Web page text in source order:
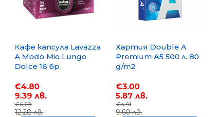
Кафе капсула Lavazza
A Modo Mio Lungo
Dolce 16 бр.
€4.80
9.39 лв.
€6.28
12.28 лв.
Хартия Double A
Premium A5 500 л. 80
g/m2
€3.00
5.87 лв.
€4.91
9.60 лв.